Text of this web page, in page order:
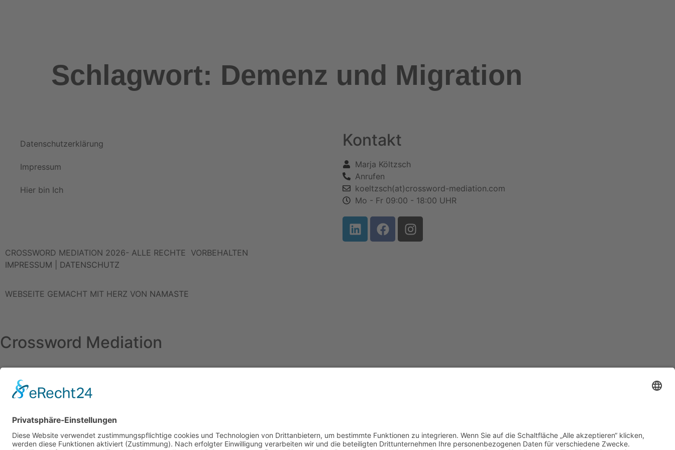
Schlagwort: Demenz und Migration
Datenschutzerklärung
Impressum
Hier bin Ich
Kontakt
Marja Költzsch
Anrufen
koeltzsch(at)crossword-mediation.com
Mo - Fr 09:00 - 18:00 UHR
CROSSWORD MEDIATION 2026- ALLE RECHTE VORBEHALTEN
IMPRESSUM
DATENSCHUTZ
WEBSEITE GEMACHT MIT HERZ VON NAMASTE
Crossword Mediation